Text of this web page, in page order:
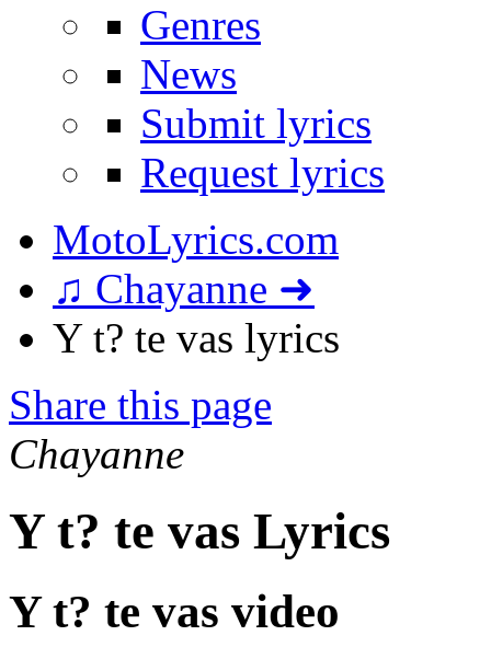
Genres
News
Submit lyrics
Request lyrics
MotoLyrics.com
♫ Chayanne ➜
Y t? te vas lyrics
Share this page
Chayanne
Y t? te vas Lyrics
Y t? te vas video